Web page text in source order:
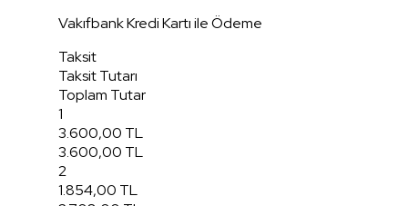
Vakıfbank Kredi Kartı ile Ödeme
Taksit
Taksit Tutarı
Toplam Tutar
1
3.600,00 TL
3.600,00 TL
2
1.854,00 TL